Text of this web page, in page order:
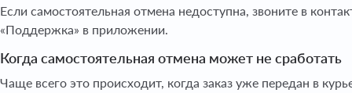
Если самостоятельная отмена недоступна, звоните в
«Поддержка» в приложении.
Когда самостоятельная отмена может не сработать
Чаще всего это происходит, когда заказ уже передан в